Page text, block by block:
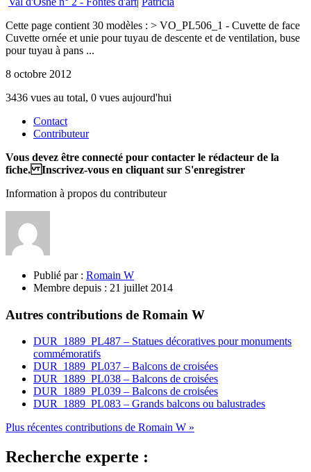
Cette page contient 30 modèles : > VO_PL506_1 - Cuvette de face
Cuvette ornée et unie pour tuyau de descente et de ventilation, buse
pour tuyau à pans ...
8 octobre 2012
3436 vues au total, 0 vues aujourd'hui
Contact
Contributeur
Vous devez être connecté pour contacter le rédacteur de la
fiche. Inscrivez-vous en cliquant sur S'enregistrer
Information à propos du contributeur
Publié par : Romain W
Membre depuis : 21 juillet 2014
Autres contributions de Romain W
DUR_1889_PL487 – Statues décoratives pour monuments
commémoratifs
DUR_1889_PL037 – Balcons de croisées
DUR_1889_PL038 – Balcons de croisées
DUR_1889_PL039 – Balcons de croisées
DUR_1889_PL083 – Grands balcons ou balustrades
Plus récentes contributions de Romain W »
Recherche experte :